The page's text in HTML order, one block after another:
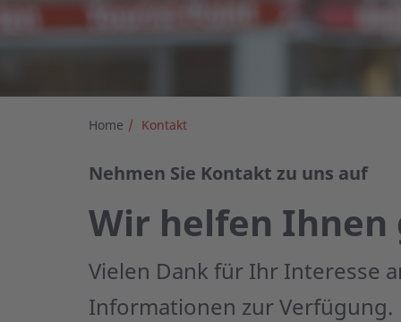
Home Kontakt
Nehmen Sie Kontakt zu uns auf
Wir helfen
Vielen Dank für Ihr Interesse
Informationen zur Verfügung.